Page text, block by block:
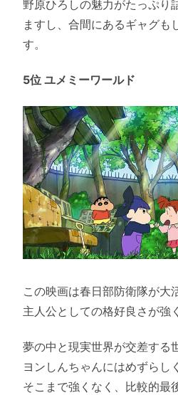
野原ひろしの魅力がたっぷり
ますし、合間にあるギャグも
す。
5位 ユメミーワールド
この映画は春日部防衛隊が大
主人公としての格好良さが強
夢の中と現実世界が交差する
ヨンしんちゃんにはめずらし
そこまで強くなく、比較的最